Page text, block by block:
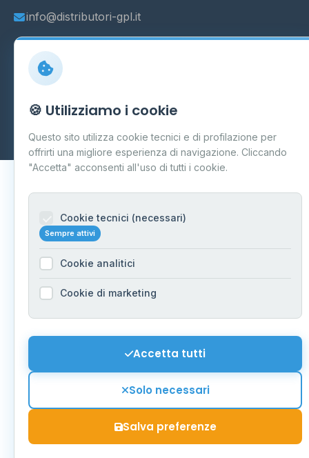
info@distributori-gpl.it
© 2026 - Distributori di GPL -
P.IVA 03859300364
Aggiornamento quotidiano
🍪 Utilizziamo i cookie
Questo sito utilizza cookie tecnici e di profilazione per
offrirti una migliore esperienza di navigazione. Cliccando
"Accetta" acconsenti all'uso di tutti i cookie.
Cookie tecnici (necessari)
Sempre attivi
Cookie analitici
Cookie di marketing
Accetta tutti
Solo necessari
Salva preferenze